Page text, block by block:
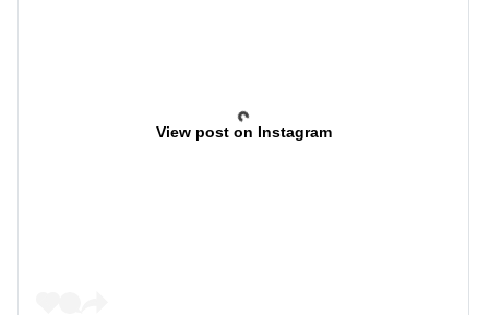
View post on Instagram